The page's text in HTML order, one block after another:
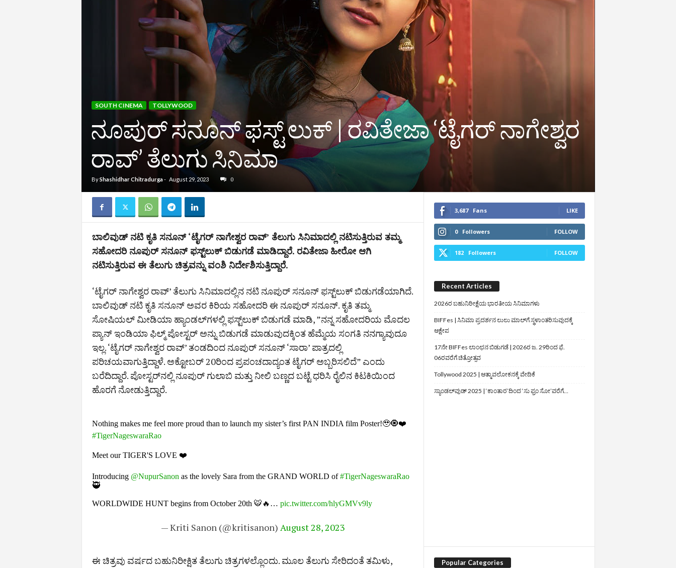
SOUTH CINEMA TOLLYWOOD
ನೂಪುರ್‌ ಸನೂನ್‌ ಫಸ್ಟ್ ಲುಕ್‌ | ರವಿತೇಜಾ ‘ಟೈಗರ್‌ ನಾಗೇಶ್ವರ
ರಾವ್‌’ ತೆಲುಗು ಸಿನಿಮಾ
ByShashidhar Chitradurga- August 29, 2023 0
ಬಾಲಿವುಡ್‌ ನಟಿ ಕೃತಿ ಸನೂನ್‌ ‘ಟೈಗರ್‌ ನಾಗೇಶ್ವರ ರಾವ್‌’ ತೆಲುಗು ಸಿನಿಮಾದಲ್ಲಿ ನಟಿಸುತ್ತಿರುವ ತಮ್ಮ
ಸಹೋದರಿ ನೂಪುರ್‌ ಸನೂನ್‌ ಫಸ್ಟ್‌ಲುಕ್‌ ಬಿಡುಗಡೆ ಮಾಡಿದ್ದಾರೆ. ರವಿತೇಜಾ ಹೀರೋ ಆಗಿ
ನಟಿಸುತ್ತಿರುವ ಈ ತೆಲುಗು ಚಿತ್ರವನ್ನು ವಂಶಿ ನಿರ್ದೇಶಿಸುತ್ತಿದ್ದಾರೆ.
‘ಟೈಗರ್‌ ನಾಗೇಶ್ವರ ರಾವ್‌’ ತೆಲುಗು ಸಿನಿಮಾದಲ್ಲಿನ ನಟಿ ನೂಪುರ್‌ ಸನೂನ್‌ ಫಸ್ಟ್‌ಲುಕ್‌ ಬಿಡುಗಡೆಯಾಗಿದೆ.
ಬಾಲಿವುಡ್‌ ನಟಿ ಕೃತಿ ಸನೂನ್‌ ಅವರ ಕಿರಿಯ ಸಹೋದರಿ ಈ ನೂಪುರ್‌ ಸನೂನ್‌. ಕೃತಿ ತಮ್ಮ
ಸೋಷಿಯಲ್‌ ಮೀಡಿಯಾ ಹ್ಯಾಂಡಲ್‌ಗಳಲ್ಲಿ ಫಸ್ಟ್‌ಲುಕ್‌ ಬಿಡುಗಡೆ ಮಾಡಿ, ”ನನ್ನ ಸಹೋದರಿಯ ಮೊದಲ
ಪ್ಯಾನ್ ಇಂಡಿಯಾ ಫಿಲ್ಮ್ ಪೋಸ್ಟರ್ ಅನ್ನು ಬಿಡುಗಡೆ ಮಾಡುವುದಕ್ಕಿಂತ ಹೆಮ್ಮೆಯ ಸಂಗತಿ ನನಗ್ಯಾವುದೂ
ಇಲ್ಲ. ‘ಟೈಗರ್‌ ನಾಗೇಶ್ವರ ರಾವ್‌’ ತಂಡದಿಂದ ನೂಪುರ್‌ ಸನೂನ್‌ ‘ಸಾರಾ’ ಪಾತ್ರದಲ್ಲಿ
ಪರಿಚಯವಾಗುತ್ತಿದ್ದಾಳೆ. ಅಕ್ಟೋಬರ್ 20ರಿಂದ ಪ್ರಪಂಚದಾದ್ಯಂತ ಟೈಗರ್‌ ಅಬ್ಬರಿಸಲಿದೆ” ಎಂದು
ಬರೆದಿದ್ದಾರೆ. ಪೋಸ್ಟರ್‌ನಲ್ಲಿ ನೂಪುರ್ ಗುಲಾಬಿ ಮತ್ತು ನೀಲಿ ಬಣ್ಣದ ಬಟ್ಟೆ ಧರಿಸಿ ರೈಲಿನ ಕಿಟಕಿಯಿಂದ
ಹೊರಗೆ ನೋಡುತ್ತಿದ್ದಾರೆ.
Nothing makes me feel more proud than to launch my sister’s first PAN INDIA film Poster!🥹🧿❤️
#TigerNageswaraRao
Meet our TIGER'S LOVE ❤️
Introducing @NupurSanon as the lovely Sara from the GRAND WORLD of#TigerNageswaraRao
🥷
WORLDWIDE HUNT begins from October 20th 🐯🔥… pic.twitter.com/hlyGMVv9ly
— Kriti Sanon (@kritisanon) August 28, 2023
ಈ ಚಿತ್ರವು ವರ್ಷದ ಬಹುನಿರೀಕ್ಷಿತ ತೆಲುಗು ಚಿತ್ರಗಳಲ್ಲೊಂದು. ಮೂಲ ತೆಲುಗು ಸೇರಿದಂತೆ ತಮಿಳು,
3,687 Fans LIKE
0 Followers FOLLOW
182 Followers FOLLOW
Recent Articles
2026ರ ಬಹುನಿರೀಕ್ಷೆಯ ಭಾರತೀಯ ಸಿನಿಮಾಗಳು
BIFFes | ಸಿನಿಮಾ ಪ್ರದರ್ಶನ ಲುಲು ಮಾಲ್‌ಗೆ ಸ್ಥಳಾಂತರಿಸುವುದಕ್ಕೆ
ಆಕ್ಷೇಪ
17ನೇ BIFFes ಲಾಂಛನ ಬಿಡುಗಡೆ | 2026ರ ಜ. 29ರಿಂದ ಫೆ.
06ರವರೆಗೆ ಚಿತ್ರೋತ್ಸವ
Tollywood 2025 | ಆತ್ಮಾವಲೋಕನಕ್ಕೆ ವೇದಿಕೆ
ಸ್ಯಾಂಡಲ್‌ವುಡ್‌ 2025 | ‘ಕಾಂತಾರ’ದಿಂದ ‘ಸು ಫ್ರಂ ಸೋ’ವರೆಗೆ…
Popular Categories